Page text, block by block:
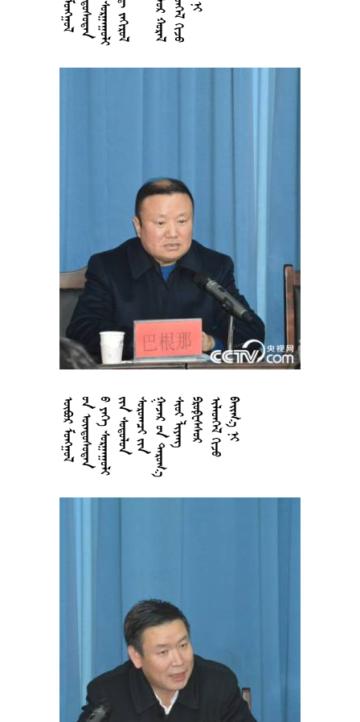






































































































 